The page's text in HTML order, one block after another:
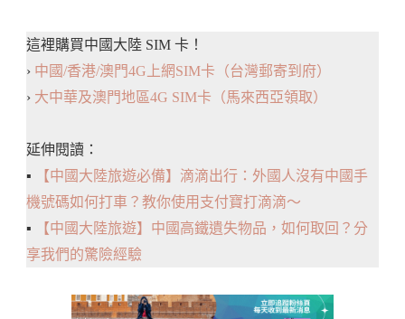
這裡購買中國大陸 SIM 卡！
› 中國/香港/澳門4G上網SIM卡（台灣郵寄到府）
› 大中華及澳門地區4G SIM卡（馬來西亞領取）
延伸閱讀：
▪️
【中國大陸旅遊必備】滴滴出行：外國人沒有中國手
機號碼如何打車？教你使用支付寶打滴滴～
▪️
【中國大陸旅遊】中國高鐵遺失物品，如何取回？分
享我們的驚險經驗